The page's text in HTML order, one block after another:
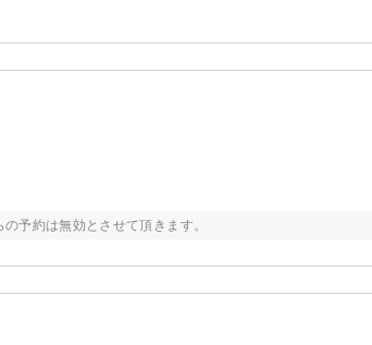
予約は無効とさせて頂きます。